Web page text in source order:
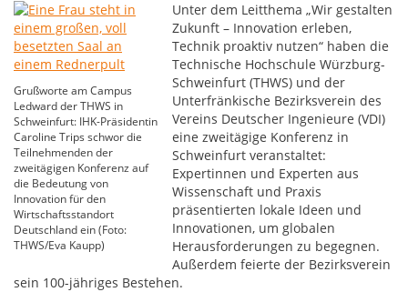
Grußworte am Campus
Ledward der THWS in
Schweinfurt: IHK-Präsidentin
Caroline Trips schwor die
Teilnehmenden der
zweitägigen Konferenz auf
die Bedeutung von
Innovation für den
Wirtschaftsstandort
Deutschland ein (Foto:
THWS/Eva Kaupp)
Unter dem Leitthema „Wir gestalten
Zukunft – Innovation erleben,
Technik proaktiv nutzen“ haben die
Technische Hochschule Würzburg-
Schweinfurt (THWS) und der
Unterfränkische Bezirksverein des
Vereins Deutscher Ingenieure (VDI)
eine zweitägige Konferenz in
Schweinfurt veranstaltet:
Expertinnen und Experten aus
Wissenschaft und Praxis
präsentierten lokale Ideen und
Innovationen, um globalen
Herausforderungen zu begegnen.
Außerdem feierte der Bezirksverein
sein 100-jähriges Bestehen.